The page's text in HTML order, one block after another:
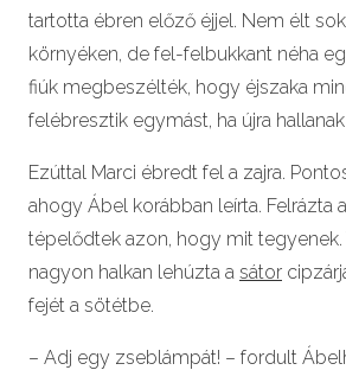
tartotta ébren előző éjjel. Nem élt
környéken, de fel-felbukkant néha
fiúk megbeszélték, hogy éjszaka
felébresztik egymást, ha újra
Ezúttal Marci ébredt fel a zajra.
ahogy Ábel korábban leírta. Felrázta
tépelődtek azon, hogy mit tegyenek.
nagyon halkan lehúzta a sátor
fejét a sötétbe.
– Adj egy zseblámpát! – fordult